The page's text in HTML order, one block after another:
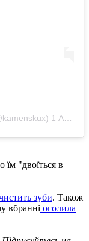
1 Авг 2019 в 4:24 PDT
їм "двоїться в
зуби. Також
вбранні оголила